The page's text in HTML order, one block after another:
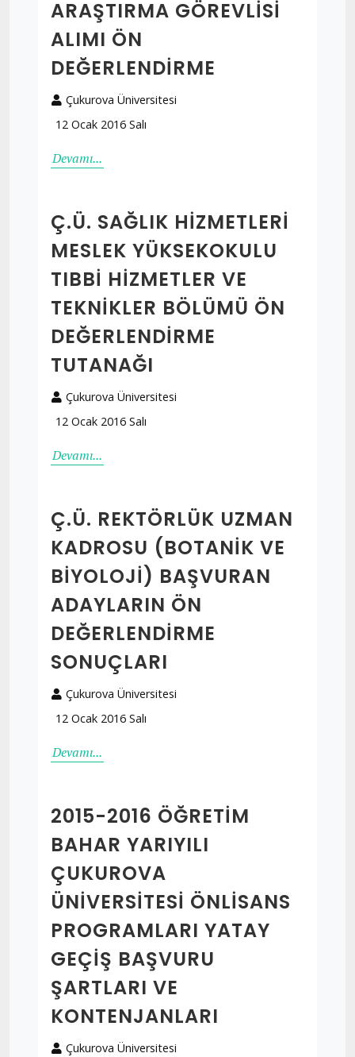
ARAŞTIRMA GÖREVLISI
ALIMI ÖN
DEĞERLENDIRME
Çukurova Üniversitesi
12 Ocak 2016 Salı
Devamı...
Ç.Ü. SAĞLIK HIZMETLERI
MESLEK YÜKSEKOKULU
TIBBI HIZMETLER VE
TEKNIKLER BÖLÜMÜ ÖN
DEĞERLENDIRME
TUTANAĞI
Çukurova Üniversitesi
12 Ocak 2016 Salı
Devamı...
Ç.Ü. REKTÖRLÜK UZMAN
KADROSU (BOTANIK VE
BIYOLOJI) BAŞVURAN
ADAYLARIN ÖN
DEĞERLENDIRME
SONUÇLARI
Çukurova Üniversitesi
12 Ocak 2016 Salı
Devamı...
2015-2016 ÖĞRETIM
BAHAR YARIYILI
ÇUKUROVA
ÜNIVERSITESI ÖNLISANS
PROGRAMLARI YATAY
GEÇIŞ BAŞVURU
ŞARTLARI VE
KONTENJANLARI
Çukurova Üniversitesi